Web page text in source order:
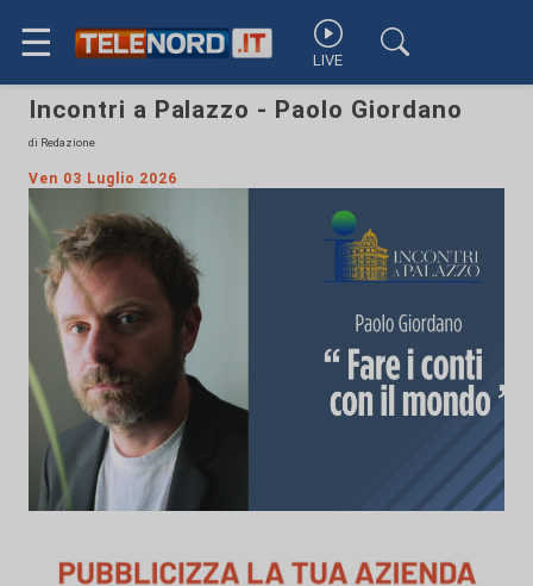
☰ LIVE
Incontri a Palazzo - Paolo Giordano
di Redazione
Ven 03 Luglio 2026